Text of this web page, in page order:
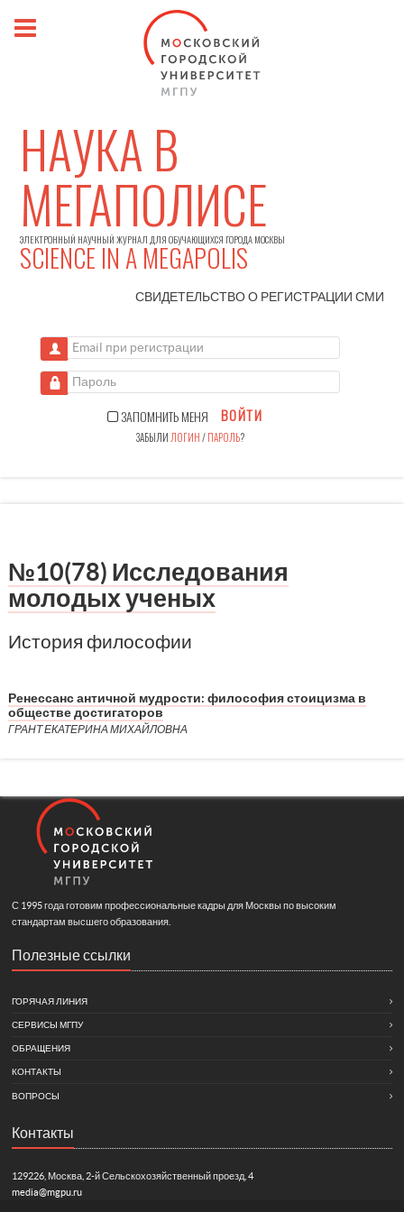
НАУКА В
МЕГАПОЛИСЕ
ЭЛЕКТРОННЫЙ НАУЧНЫЙ ЖУРНАЛ ДЛЯ ОБУЧАЮЩИХСЯ ГОРОДА МОСКВЫ
SCIENCE IN A MEGAPOLIS
СВИДЕТЕЛЬСТВО О РЕГИСТРАЦИИСМИ
Email при регистрации
Пароль
ЗАПОМНИТЬ МЕНЯ ВОЙТИ
ЗАБЫЛИ ЛОГИН/ПАРОЛЬ?
№10(78) Исследования
молодых ученых
История философии
Ренессанс античной мудрости: философия стоицизма в
обществе достигаторов
ГРАНТ ЕКАТЕРИНА МИХАЙЛОВНА
С 1995 года готовим профессиональные кадры для Москвы по высоким
стандартам высшего образования.
Полезные ссылки
ГОРЯЧАЯ ЛИНИЯ
СЕРВИСЫ МГПУ
ОБРАЩЕНИЯ
КОНТАКТЫ
ВОПРОСЫ
Контакты
129226, Москва, 2-й Сельскохозяйственный проезд, 4
media@mgpu.ru